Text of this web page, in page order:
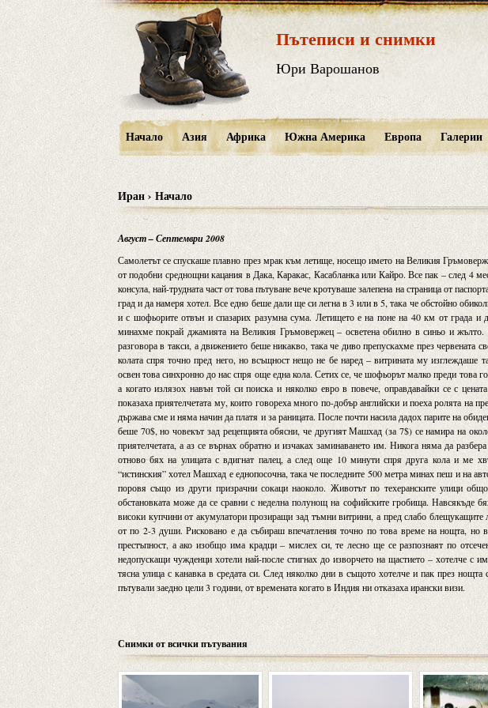
Пътеписи и снимки
Юри Варошанов
Начало Азия Африка Южна Америка Европа Галерии
Иран › Начало
Август – Септември 2008
Самолетът се спускаше плавно през мрак към летище, носещо името на Великия
от подобни среднощни кацания в Дака, Каракас, Касабланка или Кайро. Все пак – след 4
консула, най-трудната част от това пътуване вече кротуваше залепена на страница от
град и да намеря хотел. Все едно беше дали ще си легна в 3 или в 5, така че обстойно
и с шофьорите отвън и спазарих разумна сума. Летището е на поне на 40 км от града и
минахме покрай джамията на Великия Гръмовержец – осветена обилно в синьо и
разговора в такси, а движението беше никакво, така че диво препускахме през
колата спря точно пред него, но всъщност нещо не бе наред – витрината му изглеждаше
освен това синхронно до нас спря още една кола. Сетих се, че шофьорът малко преди
а когато излязох навън той си поиска и няколко евро в повече, оправдавайки се с
показаха приятелчетата му, които говореха много по-добър английски и поеха ролята на
държава сме и няма начин да платя и за раницата. После почти насила дадох парите на
беше 70$, но човекът зад рецепцията обясни, че другият Машхад (за 7$) се намира на
приятелчетата, а аз се върнах обратно и изчаках заминаването им. Никога няма да
отново бях на улицата с вдигнат палец, а след още 10 минути спря друга кола и ме
“истинския” хотел Машхад е еднопосочна, така че последните 500 метра минах пеш и на
поровя също из други призрачни сокаци наоколо. Животът по техеранските улици
обстановката може да се сравни с неделна полунощ на софийските гробища. Навсякъде
високи купчини от акумулатори прозиращи зад тъмни витрини, а пред слабо блещукащите
от по 2-3 души. Рисковано е да събираш впечатления точно по това време на нощта, но
престъпност, а ако изобщо има крадци – мислех си, те лесно ще се разпознаят по
недопускащи чужденци хотели най-после стигнах до изворчето на щастието – хотелче с
тясна улица с канавка в средата си. След няколко дни в същото хотелче и пак през
пътували заедно цели 3 години, от времената когато в Индия ни отказаха ирански визи.
Снимки от всички пътувания